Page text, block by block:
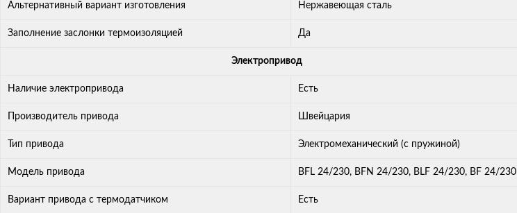
Альтернативный вариант изготовления Нержавеющая сталь
Заполнение заслонки термоизоляцией Да
Электропривод
Наличие электропривода Есть
Производитель привода Швейцария
Тип привода Электромеханический (с пружиной)
Модель привода BFL 24/230, BFN 24/230, BLF 24/230, BF 24/230
Вариант привода с термодатчиком Есть